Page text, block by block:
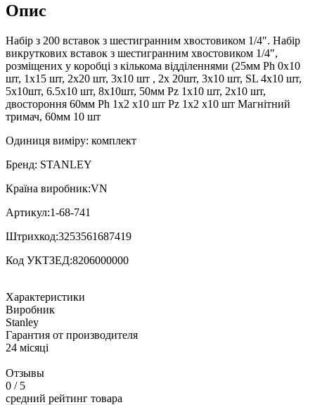
Опис
Набір з 200 вставок з шестигранним хвостовиком 1/4″. Набір
викруткових вставок з шестигранним хвостовиком 1/4″,
розміщених у коробці з кількома відділеннями (25мм Ph 0х10
шт, 1х15 шт, 2х20 шт, 3х10 шт , 2х 20шт, 3х10 шт, SL 4х10 шт,
5х10шт, 6.5х10 шт, 8х10шт, 50мм Pz 1х10 шт, 2х10 шт,
двостороння 60мм Ph 1х2 х10 шт Pz 1х2 х10 шт Магнітний
тримач, 60мм 10 шт
Одиниця виміру: комплект
Бренд: STANLEY
Країна виробник:VN
Артикул:1-68-741
Штрихкод:3253561687419
Код УКТЗЕД:8206000000
Характеристики
Виробник
Stanley
Гарантия от производителя
24 місяці
Отзывы
0 / 5
средний рейтинг товара